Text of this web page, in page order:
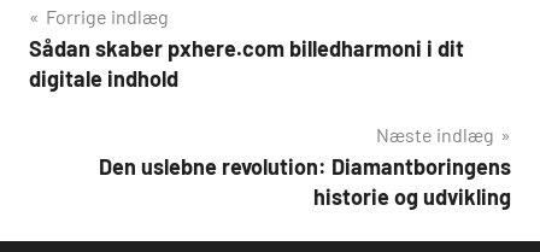
Indlægsnavigation
Forrige indlæg
Sådan skaber pxhere.com billedharmoni i dit
digitale indhold
Næste indlæg
Den uslebne revolution: Diamantboringens
historie og udvikling